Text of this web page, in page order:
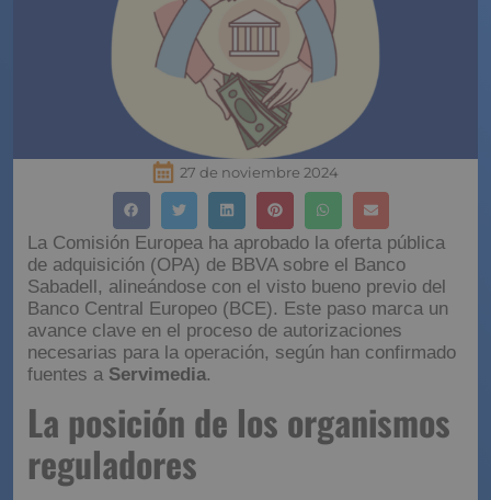
27 de noviembre 2024
La Comisión Europea ha aprobado la oferta pública
de adquisición (OPA) de BBVA sobre el Banco
Sabadell, alineándose con el visto bueno previo del
Banco Central Europeo (BCE). Este paso marca un
avance clave en el proceso de autorizaciones
necesarias para la operación, según han confirmado
fuentes a Servimedia.
La posición de los organismos
reguladores